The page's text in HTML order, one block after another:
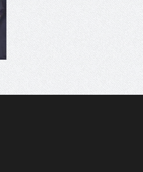
ΔΡΑΣΕΙΣ ΓΙΑ ΠΑΙΔΙΑ